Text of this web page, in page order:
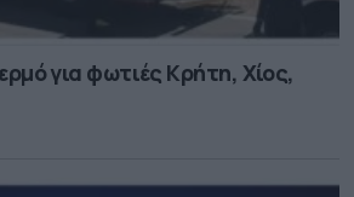
για φωτιές Κρήτη, Χίος,